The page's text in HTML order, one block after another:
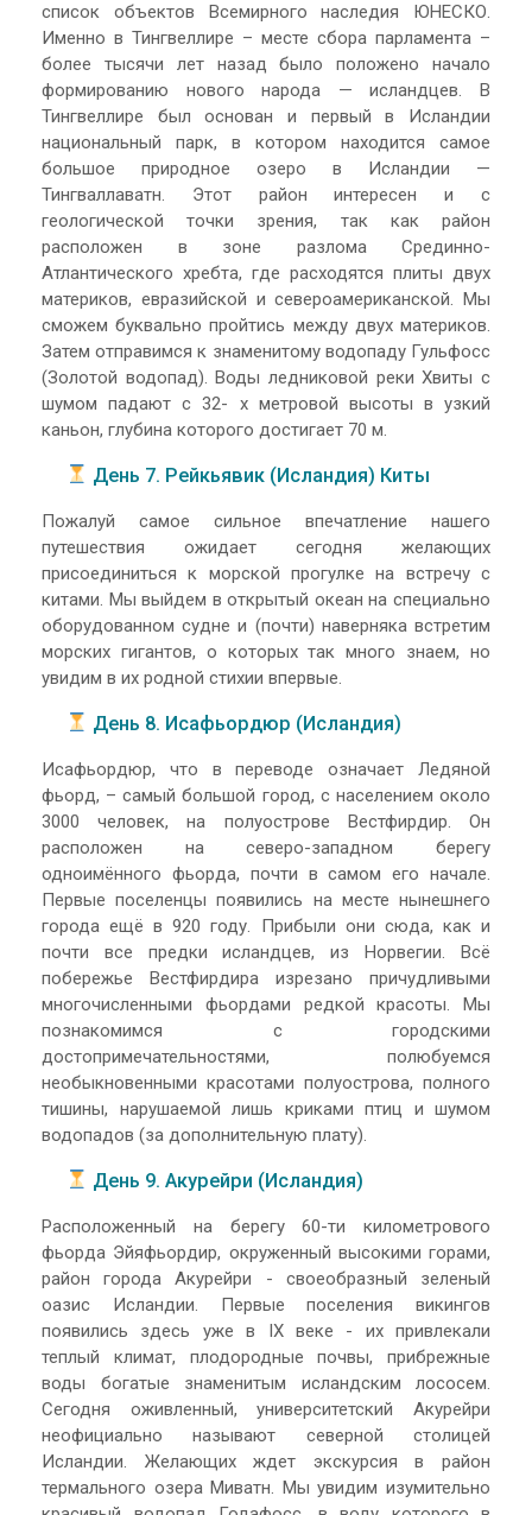
список объектов Всемирного наследия ЮНЕСКО.
Именно в Тингвеллире – месте сбора парламента –
более тысячи лет назад было положено начало
формированию нового народа — исландцев. В
Тингвеллире был основан и первый в Исландии
национальный парк, в котором находится самое
большое природное озеро в Исландии —
Тингваллаватн. Этот район интересен и с
геологической точки зрения, так как район
расположен в зоне разлома Срединно-
Атлантического хребта, где расходятся плиты двух
материков, евразийской и североамериканской. Мы
сможем буквально пройтись между двух материков.
Затем отправимся к знаменитому водопаду Гульфосс
(Золотой водопад). Воды ледниковой реки Хвиты с
шумом падают с 32- х метровой высоты в узкий
каньон, глубина которого достигает 70 м.
День 7. Рейкьявик (Исландия) Киты
Пожалуй самое сильное впечатление нашего
путешествия ожидает сегодня желающих
присоединиться к морской прогулке на встречу с
китами. Мы выйдем в открытый океан на специально
оборудованном судне и (почти) наверняка встретим
морских гигантов, о которых так много знаем, но
увидим в их родной стихии впервые.
День 8. Исафьордюр (Исландия)
Исафьордюр, что в переводе означает Ледяной
фьорд, – самый большой город, с населением около
3000 человек, на полуострове Вестфирдир. Он
расположен на северо-западном берегу
одноимённого фьорда, почти в самом его начале.
Первые поселенцы появились на месте нынешнего
города ещё в 920 году. Прибыли они сюда, как и
почти все предки исландцев, из Норвегии. Всё
побережье Вестфирдира изрезано причудливыми
многочисленными фьордами редкой красоты. Мы
познакомимся с городскими
достопримечательностями, полюбуемся
необыкновенными красотами полуострова, полного
тишины, нарушаемой лишь криками птиц и шумом
водопадов (за дополнительную плату).
День 9. Акурейри (Исландия)
Расположенный на берегу 60-ти километрового
фьорда Эйяфьордир, окруженный высокими горами,
район города Акурейри - своеобразный зеленый
оазис Исландии. Первые поселения викингов
появились здесь уже в IX веке - их привлекали
теплый климат, плодородные почвы, прибрежные
воды богатые знаменитым исландским лососем.
Сегодня оживленный, университетский Акурейри
неофициально называют северной столицей
Исландии. Желающих ждет экскурсия в район
термального озера Миватн. Мы увидим изумительно